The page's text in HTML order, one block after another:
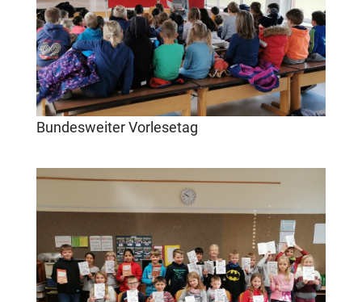
Bundesweiter Vorlesetag